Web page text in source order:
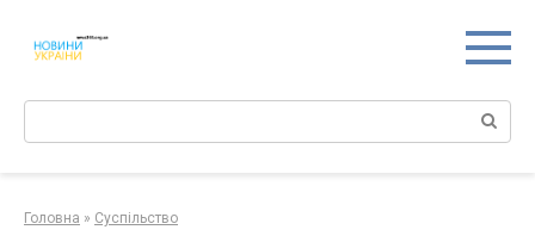
контенту
Поиск:
Головна » Суспільство